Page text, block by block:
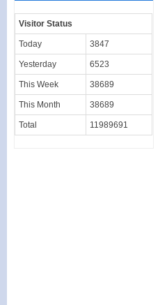
Visitor Status
Today 3847
Yesterday 6523
This Week 38689
This Month 38689
Total 11989691